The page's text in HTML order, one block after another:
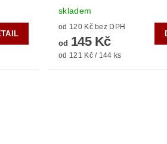
skladem
od 120 Kč bez DPH
od 145 Kč
od 121 Kč / 144 ks